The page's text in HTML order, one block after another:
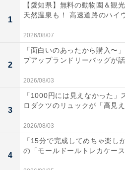
1
【愛知県】無料の動物園＆観
天然温泉も！ 高速道路のハイ
2026/08/07
2
「面白いのあったから購入〜
プアップランドリーバッグが話
2026/08/03
3
「1000円には見えなかった」
ロダクツのリュックが「高見
2026/08/03
4
「15分で完成してめちゃ楽し
の「モールドールトレカケース